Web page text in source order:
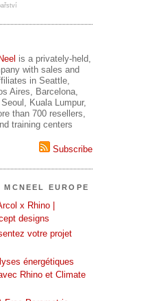
is a privately-held,
with sales and
in Seattle,
Aires, Barcelona,
Kuala Lumpur,
than 700 resellers,
training centers
Subscribe
EUROPE
x Rhino |
designs
votre projet
énergétiques
Rhino et Climate